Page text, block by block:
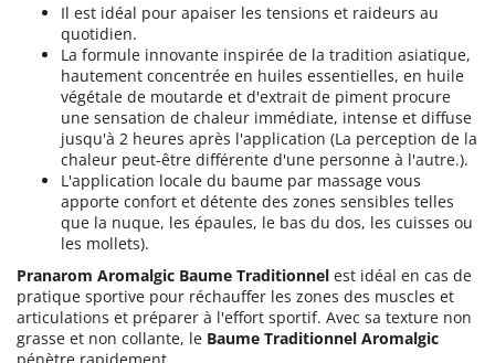
Il est idéal pour apaiser les tensions et raideurs au
quotidien.
La formule innovante inspirée de la tradition asiatique,
hautement concentrée en huiles essentielles, en huile
végétale de moutarde et d'extrait de piment procure
une sensation de chaleur immédiate, intense et diffuse
jusqu'à 2 heures après l'application (La perception de la
chaleur peut-être différente d'une personne à l'autre.).
L'application locale du baume par massage vous
apporte confort et détente des zones sensibles telles
que la nuque, les épaules, le bas du dos, les cuisses ou
les mollets).
Pranarom Aromalgic Baume Traditionnel est idéal en cas de
pratique sportive pour réchauffer les zones des muscles et
articulations et préparer à l'effort sportif. Avec sa texture non
grasse et non collante, le Baume Traditionnel Aromalgic